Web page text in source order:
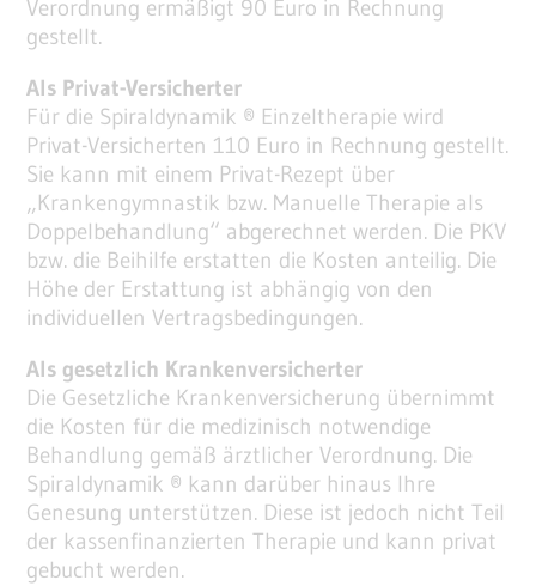
Verordnung ermäßigt 90 Euro in Rechnung
gestellt.
Als Privat-Versicherter
Für die Spiraldynamik ® Einzeltherapie wird
Privat-Versicherten 110 Euro in Rechnung gestellt.
Sie kann mit einem Privat-Rezept über
„Krankengymnastik bzw. Manuelle Therapie als
Doppelbehandlung“ abgerechnet werden. Die PKV
bzw. die Beihilfe erstatten die Kosten anteilig. Die
Höhe der Erstattung ist abhängig von den
individuellen Vertragsbedingungen.
Als gesetzlich Krankenversicherter
Die Gesetzliche Krankenversicherung übernimmt
die Kosten für die medizinisch notwendige
Behandlung gemäß ärztlicher Verordnung. Die
Spiraldynamik ® kann darüber hinaus Ihre
Genesung unterstützen. Diese ist jedoch nicht Teil
der kassenfinanzierten Therapie und kann privat
gebucht werden.